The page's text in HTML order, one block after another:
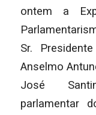
ontem a
Sr.
Anselmo
José
parlamentar